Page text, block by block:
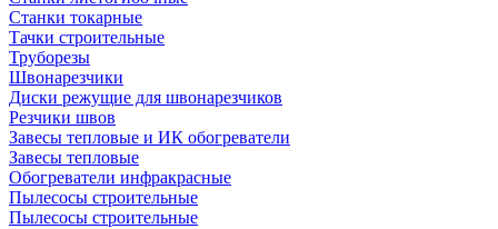
Станки токарные
Тачки строительные
Труборезы
Швонарезчики
Диски режущие для швонарезчиков
Резчики швов
Завесы тепловые и ИК обогреватели
Завесы тепловые
Обогреватели инфракрасные
Пылесосы строительные
Пылесосы строительные